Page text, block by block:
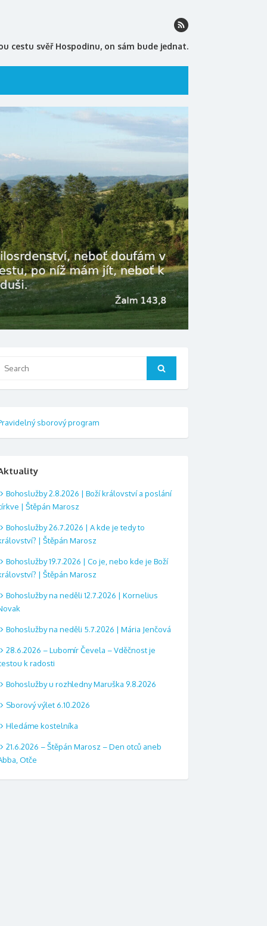
cestu svěř Hospodinu, on sám bude jednat.
Search
sborový program
Bohoslužby 2.8.2026 | Boží království a poslání
| Štěpán Marosz
Bohoslužby 26.7.2026 | A kde je tedy to
| Štěpán Marosz
Bohoslužby 19.7.2026 | Co je, nebo kde je Boží
| Štěpán Marosz
Bohoslužby na neděli 12.7.2026 | Kornelius
Bohoslužby na neděli 5.7.2026 | Mária Jenčová
28.6.2026 – Lubomír Čevela – Vděčnost je
k radosti
Bohoslužby u rozhledny Maruška 9.8.2026
Sborový výlet 6.10.2026
Hledáme kostelníka
21.6.2026 – Štěpán Marosz – Den otců aneb
Otče